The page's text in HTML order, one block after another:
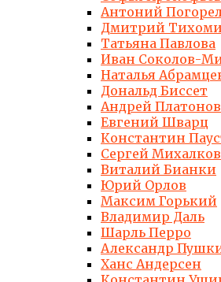
Антоний
Дмитрий
Татьяна Павлова
Иван Соколов-
Наталья
Дональд Биссет
Андрей Платонов
Евгений Шварц
Константин
Сергей Михалков
Виталий Бианки
Юрий Орлов
Максим Горький
Владимир Даль
Шарль Перро
Александр
Ханс Андерсен